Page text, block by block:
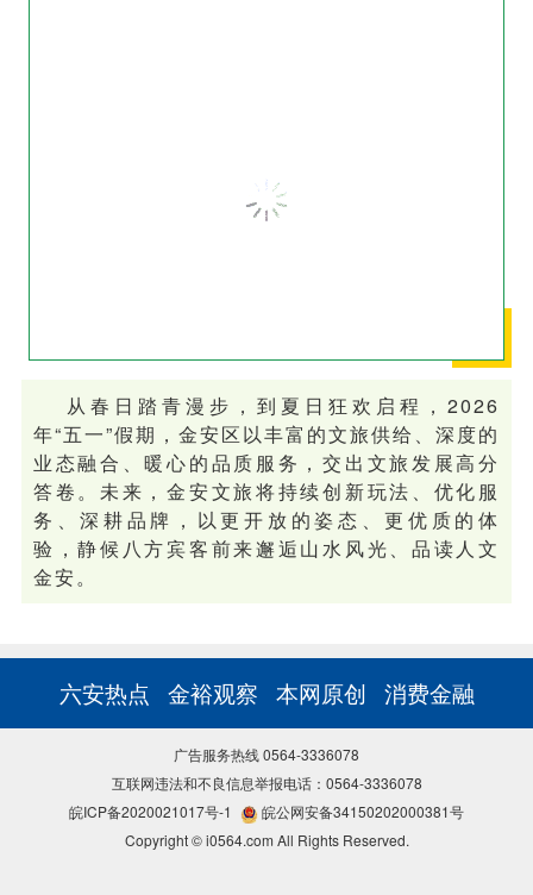
从春日踏青漫步，到夏日狂欢启程，2026
年“五一”假期，金安区以丰富的文旅供给、深度的
业态融合、暖心的品质服务，交出文旅发展高分
答卷。未来，金安文旅将持续创新玩法、优化服
务、深耕品牌，以更开放的姿态、更优质的体
验，静候八方宾客前来邂逅山水风光、品读人文
金安。
六安热点 金裕观察 本网原创 消费金融
广告服务热线 0564-3336078
互联网违法和不良信息举报电话：0564-3336078
皖ICP备2020021017号-1
皖公网安备34150202000381号
Copyright © i0564.com All Rights Reserved.